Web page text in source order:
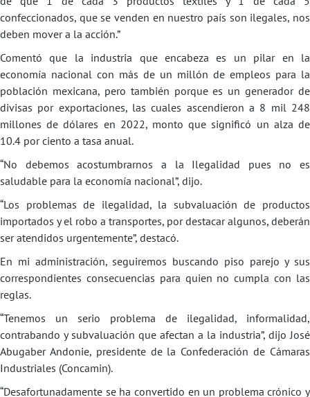
confeccionados, que se venden en nuestro país son ilegales, nos
deben mover a la acción.”
Comentó que la industria que encabeza es un pilar en la
economía nacional con más de un millón de empleos para la
población mexicana, pero también porque es un generador de
divisas por exportaciones, las cuales ascendieron a 8 mil 248
millones de dólares en 2022, monto que significó un alza de
10.4 por ciento a tasa anual.
“No debemos acostumbrarnos a la Ilegalidad pues no es
saludable para la economía nacional”, dijo.
“Los problemas de ilegalidad, la subvaluación de productos
importados y el robo a transportes, por destacar algunos, deberán
ser atendidos urgentemente”, destacó.
En mi administración, seguiremos buscando piso parejo y sus
correspondientes consecuencias para quien no cumpla con las
reglas.
“Tenemos un serio problema de ilegalidad, informalidad,
contrabando y subvaluación que afectan a la industria”, dijo José
Abugaber Andonie, presidente de la Confederación de Cámaras
Industriales (Concamin).
“Desafortunadamente se ha convertido en un problema crónico y